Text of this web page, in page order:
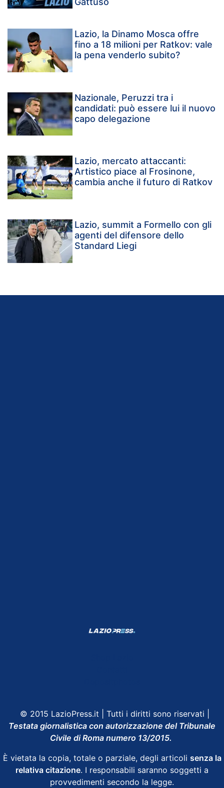
Lazio, la Dinamo Mosca offre
fino a 18 milioni per Ratkov: vale
la pena venderlo subito?
Nazionale, Peruzzi tra i
candidati: può essere lui il nuovo
capo delegazione
Lazio, mercato attaccanti:
Artistico piace al Frosinone,
cambia anche il futuro di Ratkov
Lazio, summit a Formello con gli
agenti del difensore dello
Standard Liegi
© 2015 LazioPress.it | Tutti i diritti sono riservati |
Testata giornalistica con autorizzazione del Tribunale
Civile di Roma numero 13/2015.
È vietata la copia, totale o parziale, degli articoli senza la
relativa citazione. I responsabili saranno soggetti a
provvedimenti secondo la legge.